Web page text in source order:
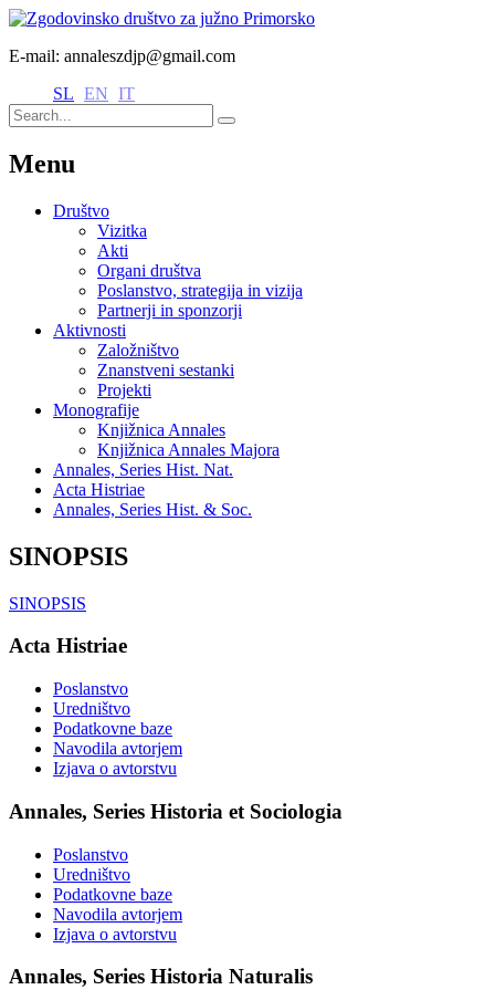
E-mail: annaleszdjp@gmail.com
SL EN IT
Menu
Društvo
Vizitka
Akti
Organi društva
Poslanstvo, strategija in vizija
Partnerji in sponzorji
Aktivnosti
Založništvo
Znanstveni sestanki
Projekti
Monografije
Knjižnica Annales
Knjižnica Annales Majora
Annales, Series Hist. Nat.
Acta Histriae
Annales, Series Hist. & Soc.
SINOPSIS
SINOPSIS
Acta Histriae
Poslanstvo
Uredništvo
Podatkovne baze
Navodila avtorjem
Izjava o avtorstvu
Annales, Series Historia et Sociologia
Poslanstvo
Uredništvo
Podatkovne baze
Navodila avtorjem
Izjava o avtorstvu
Annales, Series Historia Naturalis